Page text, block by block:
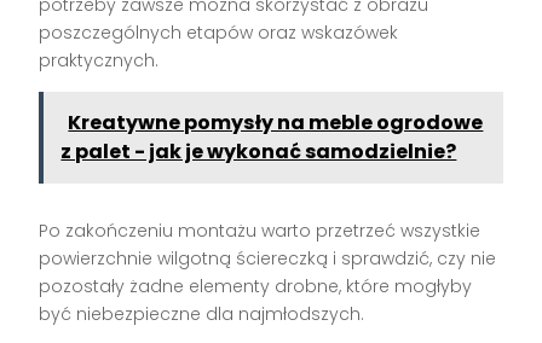
potrzeby zawsze można skorzystać z obrazu
poszczególnych etapów oraz wskazówek
praktycznych.
Kreatywne pomysły na meble ogrodowe
z palet - jak je wykonać samodzielnie?
Po zakończeniu montażu warto przetrzeć wszystkie
powierzchnie wilgotną ściereczką i sprawdzić, czy nie
pozostały żadne elementy drobne, które mogłyby
być niebezpieczne dla najmłodszych.